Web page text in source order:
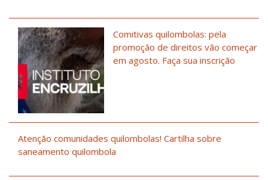
Comitivas quilombolas: pela
promoção de direitos vão começar
em agosto. Faça sua inscrição
Atenção comunidades quilombolas! Cartilha sobre
saneamento quilombola